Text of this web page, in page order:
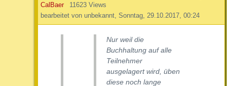
CalBaer
11623 Views
bearbeitet von unbekannt, Sonntag, 29.10.2017, 00:24
Nur weil die
Buchhaltung auf alle
Teilnehmer
ausgelagert wird, üben
diese noch lange